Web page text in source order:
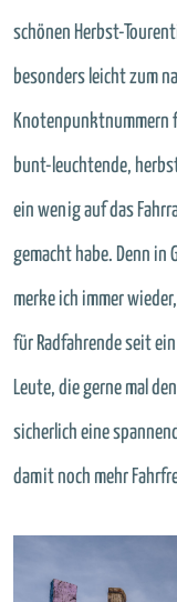
schönen Herbst-
besonders leicht zum
Knotenpunktnummern
bunt-leuchtende,
ein wenig auf das
gemacht habe. Denn in
merke ich immer
für Radfahrende seit
Leute, die gerne mal
sicherlich eine
damit noch mehr